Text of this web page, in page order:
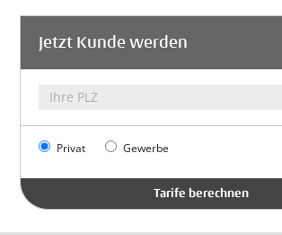
Jetzt Kunde werden
Privat Gewerbe